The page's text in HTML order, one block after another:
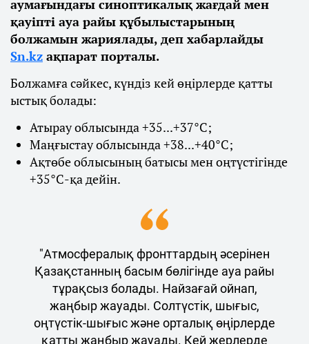
аумағындағы синоптикалық жағдай мен
қауіпті ауа райы құбылыстарының
болжамын жариялады, деп хабарлайды
Sn.kz ақпарат порталы.
Болжамға сәйкес, күндіз кей өңірлерде қатты
ыстық болады:
Атырау облысында +35...+37°С;
Маңғыстау облысында +38...+40°С;
Ақтөбе облысының батысы мен оңтүстігінде
+35°С-қа дейін.
"Атмосфералық фронттардың әсерінен
Қазақстанның басым бөлігінде ауа райы
тұрақсыз болады. Найзағай ойнап,
жаңбыр жауады. Солтүстік, шығыс,
оңтүстік-шығыс және орталық өңірлерде
қатты жаңбыр жауады. Кей жерлерде